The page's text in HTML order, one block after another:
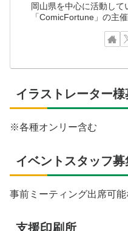
岡山県を中心に活動して
「ComicFortune」の主
イラストレーター様
※各種オンリー含む
イベントスタッフ募
事前ミーティング出席可能
支援印刷所